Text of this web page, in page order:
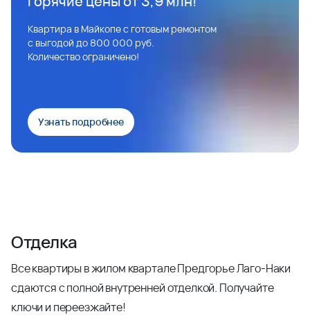
Квартира в Майкопе с готовым ремонтом
с выгодой до 800 000 руб.
Количество ограничено!
Узнать подробнее
Отделка
Все квартиры в жилом квартале Предгорье Лаго-Наки
сдаются с полной внутренней отделкой. Получайте
ключи и переезжайте!